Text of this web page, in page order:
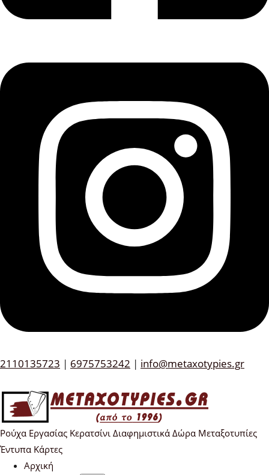
2110135723 | 6975753242 | info@metaxotypies.gr
Ρούχα Εργασίας Κερατσίνι Διαφημιστικά Δώρα Μεταξοτυπίες
Έντυπα Κάρτες
Αρχική